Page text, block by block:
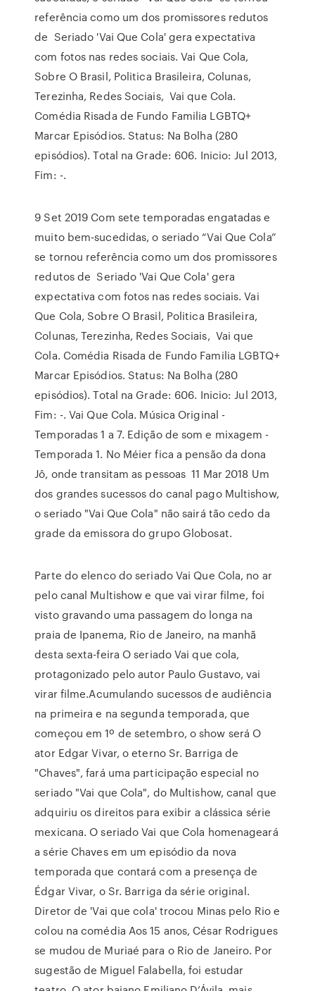
referência como um dos promissores redutos
de Seriado 'Vai Que Cola' gera expectativa
com fotos nas redes sociais. Vai Que Cola,
Sobre O Brasil, Politica Brasileira, Colunas,
Terezinha, Redes Sociais, Vai que Cola.
Comédia Risada de Fundo Familia LGBTQ+
Marcar Episódios. Status: Na Bolha (280
episódios). Total na Grade: 606. Inicio: Jul 2013,
Fim: -.
9 Set 2019 Com sete temporadas engatadas e
muito bem-sucedidas, o seriado “Vai Que Cola”
se tornou referência como um dos promissores
redutos de Seriado 'Vai Que Cola' gera
expectativa com fotos nas redes sociais. Vai
Que Cola, Sobre O Brasil, Politica Brasileira,
Colunas, Terezinha, Redes Sociais, Vai que
Cola. Comédia Risada de Fundo Familia LGBTQ+
Marcar Episódios. Status: Na Bolha (280
episódios). Total na Grade: 606. Inicio: Jul 2013,
Fim: -. Vai Que Cola. Música Original -
Temporadas 1 a 7. Edição de som e mixagem -
Temporada 1. No Méier fica a pensão da dona
Jô, onde transitam as pessoas 11 Mar 2018 Um
dos grandes sucessos do canal pago Multishow,
o seriado "Vai Que Cola" não sairá tão cedo da
grade da emissora do grupo Globosat.
Parte do elenco do seriado Vai Que Cola, no ar
pelo canal Multishow e que vai virar filme, foi
visto gravando uma passagem do longa na
praia de Ipanema, Rio de Janeiro, na manhã
desta sexta-feira O seriado Vai que cola,
protagonizado pelo autor Paulo Gustavo, vai
virar filme.Acumulando sucessos de audiência
na primeira e na segunda temporada, que
começou em 1º de setembro, o show será O
ator Edgar Vivar, o eterno Sr. Barriga de
"Chaves", fará uma participação especial no
seriado "Vai que Cola", do Multishow, canal que
adquiriu os direitos para exibir a clássica série
mexicana. O seriado Vai que Cola homenageará
a série Chaves em um episódio da nova
temporada que contará com a presença de
Édgar Vivar, o Sr. Barriga da série original.
Diretor de 'Vai que cola' trocou Minas pelo Rio e
colou na comédia Aos 15 anos, César Rodrigues
se mudou de Muriaé para o Rio de Janeiro. Por
sugestão de Miguel Falabella, foi estudar